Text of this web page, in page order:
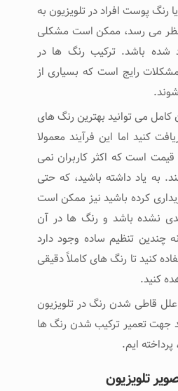
رنگ پوست افراد در تلویزیون به
نظر می رسد، ممکن است مشکلی
شده باشد. ترکیب رنگ ها در
مشکلات رایج است که بسیاری از
کامل می توانید بهترین رنگ های
کنید اما این فرآیند معمولا
است که اکثر کاربران نمی
به یاد داشته باشید، که حتی
کرده باشید نیز ممکن است
نشده باشد و رنگ ها در آن
چندین تنظیم ساده وجود دارد
کنید تا رنگ های کاملاً دقیقی
کنید.
قاطی شدن رنگ در تلویزیون
جهت تعمیر ترکیب شدن رنگ ها
ایم.